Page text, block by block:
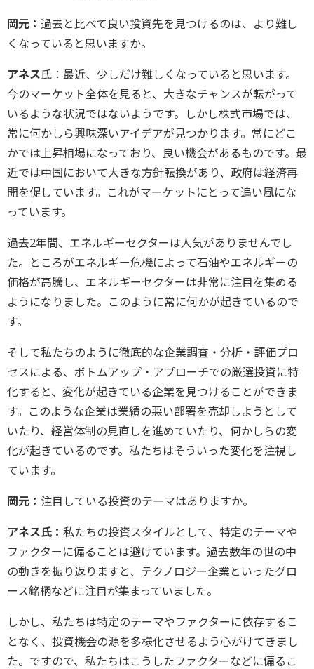
岡元： 過去と比べて良い投資先を見つけるのは、より難し
くなっていると思いますか。
アネス氏：最近、少しだけ難しくなっていると思います。
今のマーケット全体を見ると、大きなチャンスが転がって
いるような状況ではないようです。しかし株式市場では、
常に何かしら興味深いアイデアが見つかります。常にどこ
かでは上昇相場になっており、良い機会があるものです。最
近では中国において大きな方針転換があり、政府は経済再
開を促しています。これがマーケットにとって追い風にな
っています。
過去2年間、エネルギーセクターは人気がありませんでし
た。ところがエネルギー危機によって石油やエネルギーの
価格が高騰し、エネルギーセクターは非常に注目を集める
ようになりました。このように常に何かが起きているので
す。
そして私たちのように徹底的な企業調査・分析・評価プロ
セスによる、ボトムアップ・アプローチでの厳選投資に特
化すると、変化が起きている企業を見つけることができま
す。このような企業は業績の悪い部署を売却しようとして
いたり、経営体制の見直しを進めていたり、何かしらの変
化が起きているのです。私たちはそういった変化を注視し
ています。
岡元： 注目している投資のテーマはありますか。
アネス氏： 私たちの投資スタイルとして、特定のテーマや
ファクターに偏ることは避けています。過去数年の世の中
の動きを振り返りますと、テクノロジー企業といったグロ
ース銘柄などに注目が集まっていました。
しかし、私たちは特定のテーマやファクターに依存するこ
となく、投資機会の源を多様化させるよう心がけてきまし
た。ですので、私たちはこうしたファクターなどに偏るこ